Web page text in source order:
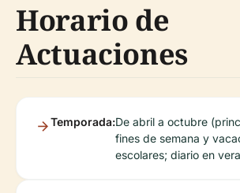
Horario de
Actuaciones
Temporada:De abril a octubre
fines de semana y
escolares; diario en